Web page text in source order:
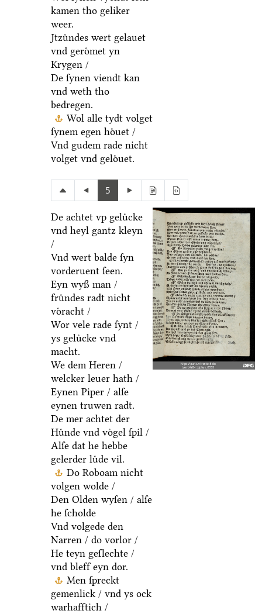
kamen tho geliker
weer.
Jtzuͤndes wert gelauet
vnd geroͤmet yn
Krygen /
De ſynen viendt kan
vnd weth tho
bedregen.
Wol alle tydt volget
ſynem egen hoͤuet /
Vnd gudem rade nicht
volget vnd geloͤuet.
5
De achtet vp geluͤcke
vnd heyl gantz kleyn
/
Vnd wert balde ſyn
vorderuent ſeen.
Eyn wyß man /
fruͤndes radt nicht
voͤracht /
Wor vele rade ſynt /
ys geluͤcke vnd
macht.
We dem Heren /
welcker leuer hath /
Eynen Piper / alſe
eynen truwen radt.
De mer achtet der
Huͤnde vnd voͤgel ſpil /
Alſe dat he hebbe
gelerder luͤde vil.
Do Roboam nicht
volgen wolde /
Den Olden wyſen / alſe
he ſcholde
Vnd volgede den
Narren / do vorlor /
He teyn geſlechte /
vnd bleff eyn dor.
Men ſpreckt
gemenlick / vnd ys ock
warhafftich /